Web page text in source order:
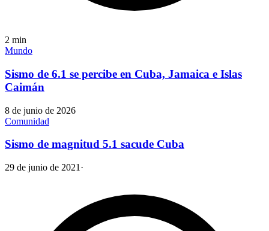
2 min
Mundo
Sismo de 6.1 se percibe en Cuba, Jamaica e Islas
Caimán
8 de junio de 2026
Comunidad
Sismo de magnitud 5.1 sacude Cuba
29 de junio de 2021 ·